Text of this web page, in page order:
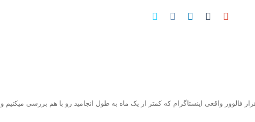
این دوره به استراژی که استفاده کردم برای گرفتن 100 هزار فالوور واقعی اینستاگرام که کمتر از یک ماه به طول انجامید رو